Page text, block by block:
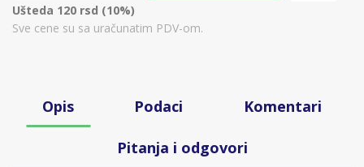
Ušteda 120 rsd (10%)
Sve cene su sa uračunatim PDV-om.
Opis Podaci Komentari
Pitanja i odgovori